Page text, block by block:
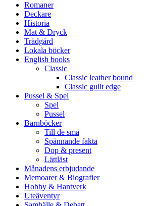
Romaner
Deckare
Historia
Mat & Dryck
Trädgård
Lokala böcker
English books
Classic
Classic leather bound
Classic guilt edge
Pussel & Spel
Spel
Pussel
Barnböcker
Till de små
Spännande fakta
Dop & present
Lättläst
Månadens erbjudande
Memoarer & Biografier
Hobby & Hantverk
Uteäventyr